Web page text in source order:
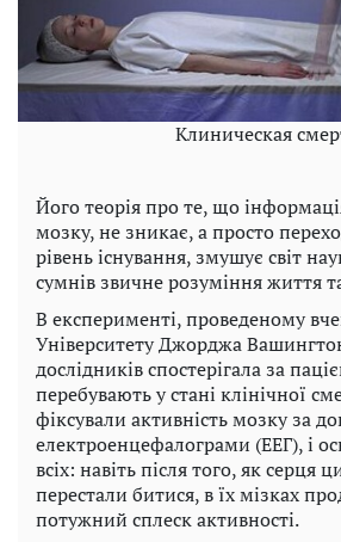
Клиническая
Його теорія про те, що
мозку, не зникає, а просто
рівень існування, змушує світ
сумнів звичне розуміння життя
В експерименті, проведеному
Університету Джорджа
дослідників спостерігала за
перебувають у стані клінічної
фіксували активність мозку за
електроенцефалограми (ЕЕГ), і
всіх: навіть після того, як серця
перестали битися, в їх мізках
потужний сплеск активності.